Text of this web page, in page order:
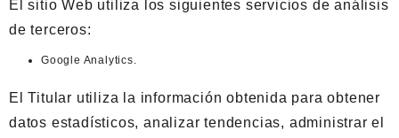
El sitio Web utiliza los siguientes servicios de análisis
de terceros:
Google Analytics.
El Titular utiliza la información obtenida para obtener
datos estadísticos, analizar tendencias, administrar el